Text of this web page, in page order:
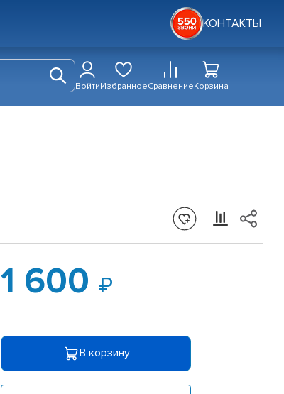
КОНТАКТЫ
ВойтиИзбранноеСравнениеКорзина
1 600
В корзину